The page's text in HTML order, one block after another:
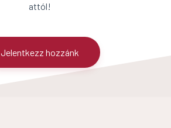
attól!
Jelentkezz hozzánk